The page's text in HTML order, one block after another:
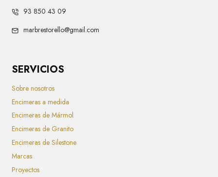
93 850 43 09
marbrestorello@gmail.com
SERVICIOS
Sobre nosotros
Encimeras a medida
Encimeras de Mármol
Encimeras de Granito
Encimeras de Silestone
Marcas
Proyectos